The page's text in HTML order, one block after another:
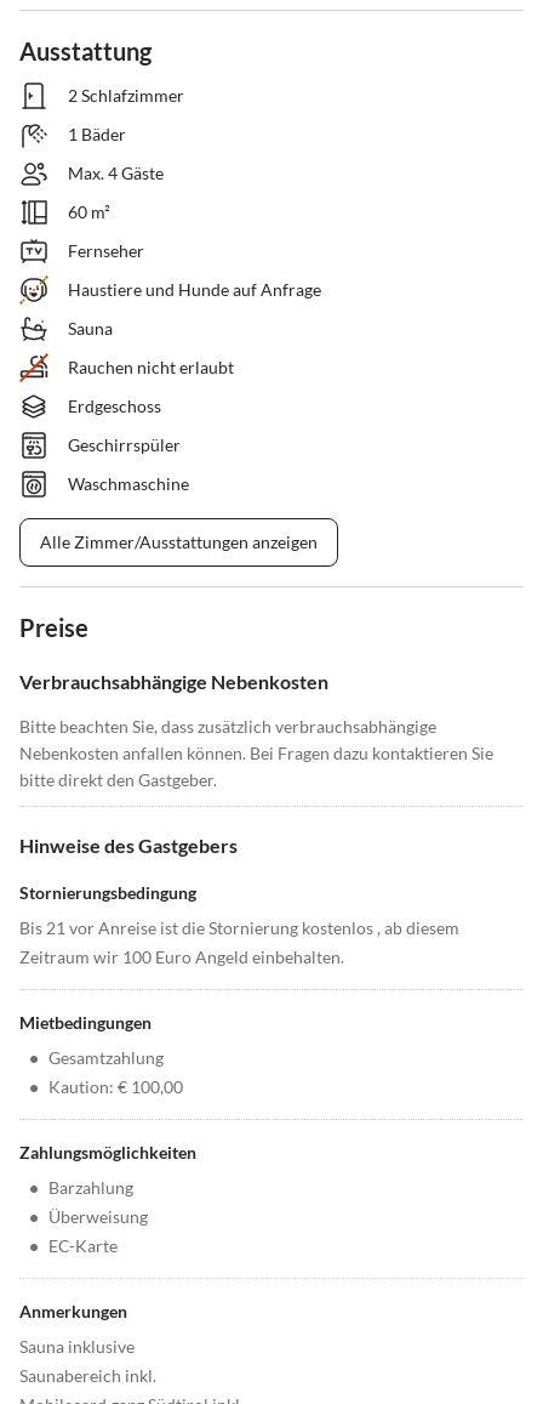
Ausstattung
2 Schlafzimmer
1 Bäder
Max. 4 Gäste
60 m²
Fernseher
Haustiere und Hunde auf Anfrage
Sauna
Rauchen nicht erlaubt
Erdgeschoss
Geschirrspüler
Waschmaschine
Alle Zimmer/Ausstattungen anzeigen
Preise
Verbrauchsabhängige Nebenkosten
Bitte beachten Sie, dass zusätzlich verbrauchsabhängige
Nebenkosten anfallen können. Bei Fragen dazu kontaktieren Sie
bitte direkt den Gastgeber.
Hinweise des Gastgebers
Stornierungsbedingung
Bis 21 vor Anreise ist die Stornierung kostenlos , ab diesem
Zeitraum wir 100 Euro Angeld einbehalten.
Mietbedingungen
• Gesamtzahlung
• Kaution: € 100,00
Zahlungsmöglichkeiten
• Barzahlung
• Überweisung
• EC-Karte
Anmerkungen
Sauna inklusive
Saunabereich inkl.